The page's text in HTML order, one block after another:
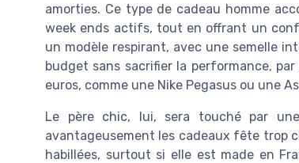
amorties. Ce type de cadeau homme
week ends actifs, tout en offrant un
un modèle respirant, avec une semelle
budget sans sacrifier la performance,
euros, comme une Nike Pegasus ou une
Le père chic, lui, sera touché par
avantageusement les cadeaux fête trop
habillées, surtout si elle est made en